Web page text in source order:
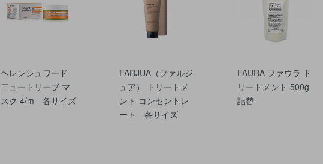
ヘレンシュワード
二ュートリーブ マ
スク 4/m 各サイズ
FARJUA（ファルジ
ュア） トリートメ
ント コンセントレ
ート 各サイズ
FAURA ファウラ ト
リートメント 500g
詰替